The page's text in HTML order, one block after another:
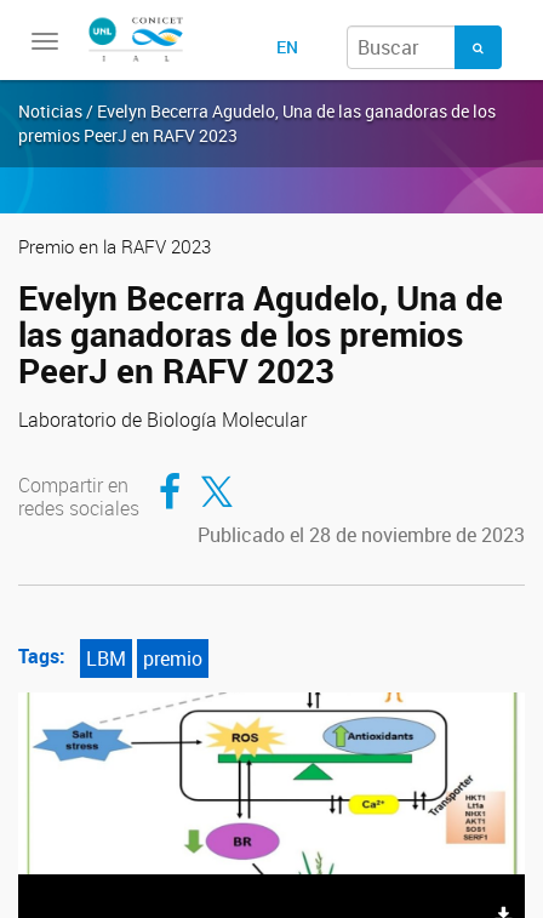
Toggle
EN
Noticias / Evelyn Becerra Agudelo, Una de las ganadoras de los
premios PeerJ en RAFV 2023
Premio en la RAFV 2023
Evelyn Becerra Agudelo, Una de
las ganadoras de los premios
PeerJ en RAFV 2023
Laboratorio de Biología Molecular
Compartir en
redes sociales
Compartir en Facebook
Compartir en Twitter
Publicado el 28 de noviembre de 2023
Tags: LBM premio